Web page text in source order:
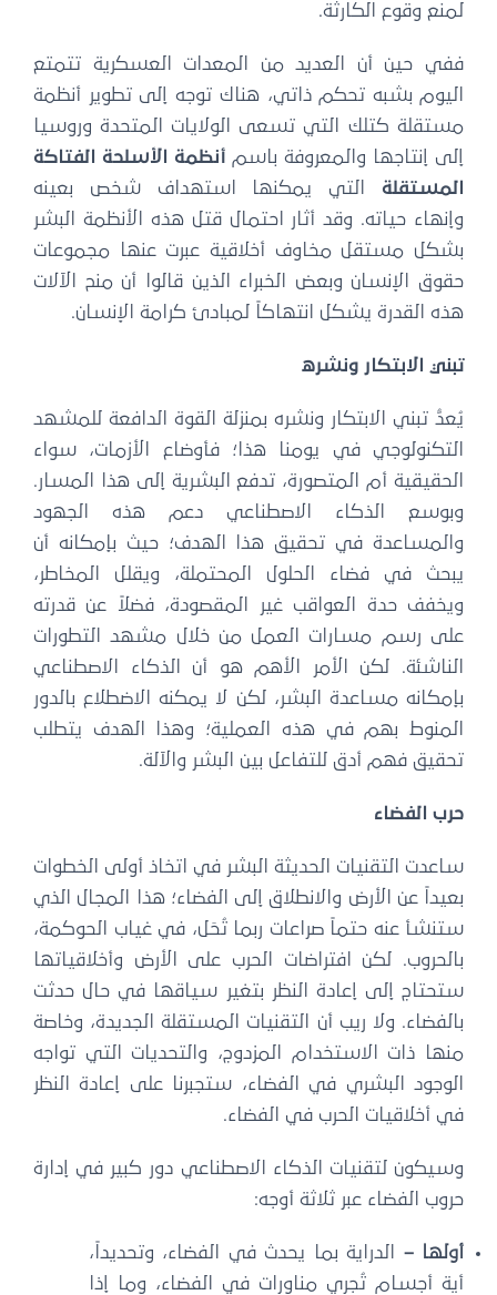
لمنع وقوع الكارثة.
ففي حين أن العديد من المعدات العسكرية تتمتع
اليوم بشبه تحكم ذاتي، هناك توجه إلى تطوير أنظمة
مستقلة كتلك التي تسعى الولايات المتحدة وروسيا
إلى إنتاجها والمعروفة باسم أنظمة الأسلحة الفتاكة
المستقلة التي يمكنها استهداف شخص بعينه
وإنهاء حياته. وقد أثار احتمال قتل هذه الأنظمة البشر
بشكل مستقل مخاوف أخلاقية عبرت عنها مجموعات
حقوق الإنسان وبعض الخبراء الذين قالوا أن منح الآلات
هذه القدرة يشكل انتهاكاً لمبادئ كرامة الإنسان.
تبني الابتكار ونشره
يُعدُّ تبني الابتكار ونشره بمنزلة القوة الدافعة للمشهد
التكنولوجي في يومنا هذا؛ فأوضاع الأزمات، سواء
الحقيقية أم المتصورة، تدفع البشرية إلى هذا المسار.
وبوسع الذكاء الاصطناعي دعم هذه الجهود
والمساعدة في تحقيق هذا الهدف؛ حيث بإمكانه أن
يبحث في فضاء الحلول المحتملة، ويقلل المخاطر،
ويخفف حدة العواقب غير المقصودة، فضلاً عن قدرته
على رسم مسارات العمل من خلال مشهد التطورات
الناشئة. لكن الأمر الأهم هو أن الذكاء الاصطناعي
بإمكانه مساعدة البشر، لكن لا يمكنه الاضطلاع بالدور
المنوط بهم في هذه العملية؛ وهذا الهدف يتطلب
تحقيق فهم أدق للتفاعل بين البشر والآلة.
حرب الفضاء
ساعدت التقنيات الحديثة البشر في اتخاذ أولى الخطوات
بعيداً عن الأرض والانطلاق إلى الفضاء؛ هذا المجال الذي
ستنشأ عنه حتماً صراعات ربما تُحَل، في غياب الحوكمة،
بالحروب. لكن افتراضات الحرب على الأرض وأخلاقياتها
ستحتاج إلى إعادة النظر بتغير سياقها في حال حدثت
بالفضاء. ولا ريب أن التقنيات المستقلة الجديدة، وخاصة
منها ذات الاستخدام المزدوج، والتحديات التي تواجه
الوجود البشري في الفضاء، ستجبرنا على إعادة النظر
في أخلاقيات الحرب في الفضاء.
وسيكون لتقنيات الذكاء الاصطناعي دور كبير في إدارة
حروب الفضاء عبر ثلاثة أوجه:
أولها – الدراية بما يحدث في الفضاء، وتحديداً،
أية أجسام تُجري مناورات في الفضاء، وما إذا